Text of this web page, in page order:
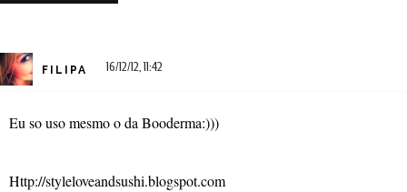
FILIPA 16/12/12, 11:42
Eu so uso mesmo o da Booderma:)))
Http://styleloveandsushi.blogspot.com